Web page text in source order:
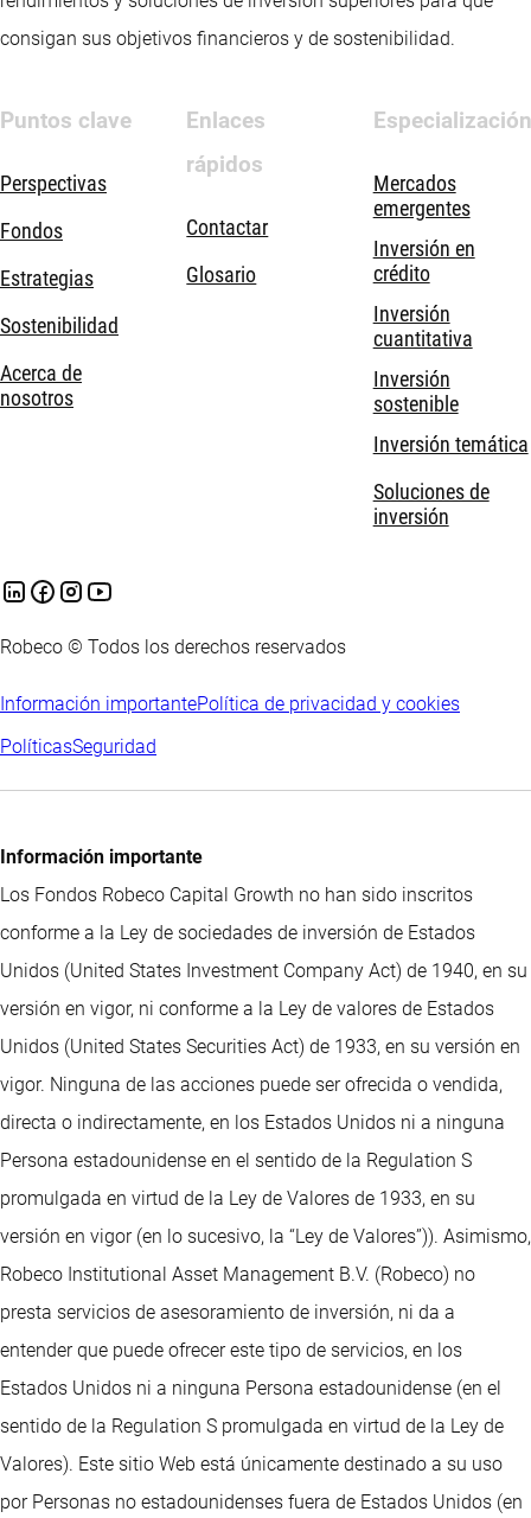
consigan sus objetivos financieros y de sostenibilidad.
Puntos clave
Perspectivas
Fondos
Estrategias
Sostenibilidad
Acerca de
nosotros
Enlaces
rápidos
Contactar
Glosario
Especialización
Mercados
emergentes
Inversión en
crédito
Inversión
cuantitativa
Inversión
sostenible
Inversión temática
Soluciones de
inversión
Robeco © Todos los derechos reservados
Información importantePolítica de privacidad y cookies
PolíticasSeguridad
Información importante
Los Fondos Robeco Capital Growth no han sido inscritos
conforme a la Ley de sociedades de inversión de Estados
Unidos (United States Investment Company Act) de 1940, en su
versión en vigor, ni conforme a la Ley de valores de Estados
Unidos (United States Securities Act) de 1933, en su versión en
vigor. Ninguna de las acciones puede ser ofrecida o vendida,
directa o indirectamente, en los Estados Unidos ni a ninguna
Persona estadounidense en el sentido de la Regulation S
promulgada en virtud de la Ley de Valores de 1933, en su
versión en vigor (en lo sucesivo, la “Ley de Valores”)). Asimismo,
Robeco Institutional Asset Management B.V. (Robeco) no
presta servicios de asesoramiento de inversión, ni da a
entender que puede ofrecer este tipo de servicios, en los
Estados Unidos ni a ninguna Persona estadounidense (en el
sentido de la Regulation S promulgada en virtud de la Ley de
Valores). Este sitio Web está únicamente destinado a su uso
por Personas no estadounidenses fuera de Estados Unidos (en